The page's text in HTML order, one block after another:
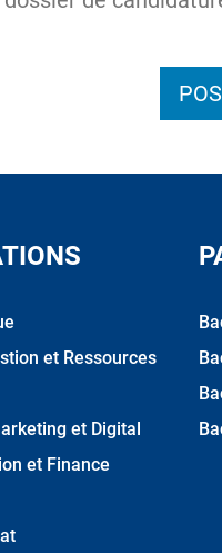
et Ressources
et Digital
et Finance